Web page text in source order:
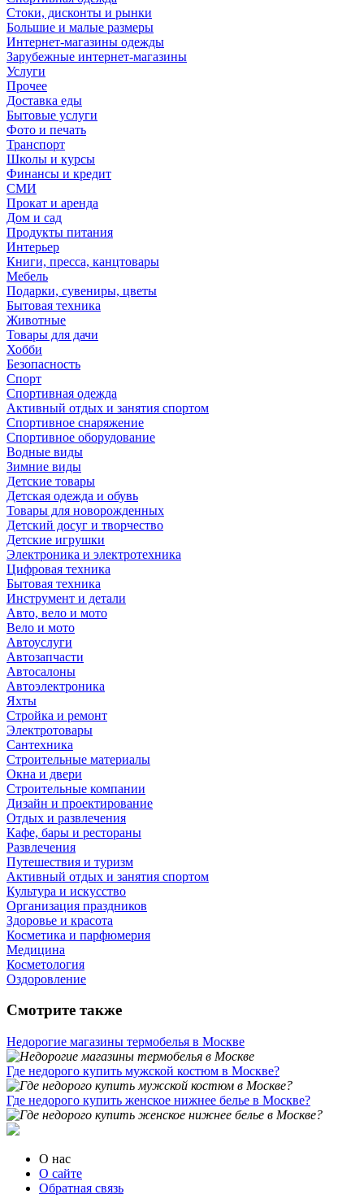
Стоки, дисконты и рынки
Большие и малые размеры
Интернет-магазины одежды
Зарубежные интернет-магазины
Услуги
Прочее
Доставка еды
Бытовые услуги
Фото и печать
Транспорт
Школы и курсы
Финансы и кредит
СМИ
Прокат и аренда
Дом и сад
Продукты питания
Интерьер
Книги, пресса, канцтовары
Мебель
Подарки, сувениры, цветы
Бытовая техника
Животные
Товары для дачи
Хобби
Безопасность
Спорт
Спортивная одежда
Активный отдых и занятия спортом
Спортивное снаряжение
Спортивное оборудование
Водные виды
Зимние виды
Детские товары
Детская одежда и обувь
Товары для новорожденных
Детский досуг и творчество
Детские игрушки
Электроника и электротехника
Цифровая техника
Бытовая техника
Инструмент и детали
Авто, вело и мото
Вело и мото
Автоуслуги
Автозапчасти
Автосалоны
Автоэлектроника
Яхты
Стройка и ремонт
Электротовары
Сантехника
Строительные материалы
Окна и двери
Строительные компании
Дизайн и проектирование
Отдых и развлечения
Кафе, бары и рестораны
Развлечения
Путешествия и туризм
Активный отдых и занятия спортом
Культура и искусство
Организация праздников
Здоровье и красота
Косметика и парфюмерия
Медицина
Косметология
Оздоровление
Смотрите также
Недорогие магазины термобелья в Москве
Где недорого купить мужской костюм в Москве?
Где недорого купить женское нижнее белье в Москве?
О нас
О сайте
Обратная связь